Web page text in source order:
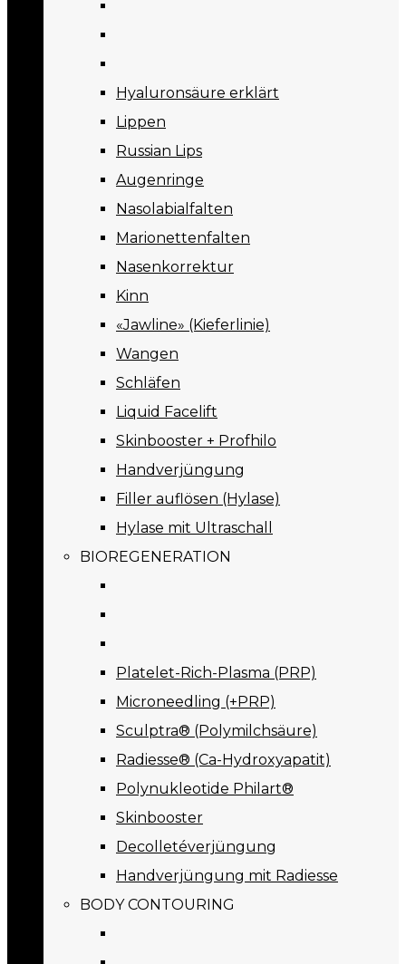
Hyaluronsäure erklärt
Lippen
Russian Lips
Augenringe
Nasolabialfalten
Marionettenfalten
Nasenkorrektur
Kinn
«Jawline» (Kieferlinie)
Wangen
Schläfen
Liquid Facelift
Skinbooster + Profhilo
Handverjüngung
Filler auflösen (Hylase)
Hylase mit Ultraschall
BIOREGENERATION
Platelet-Rich-Plasma (PRP)
Microneedling (+PRP)
Sculptra® (Polymilchsäure)
Radiesse® (Ca-Hydroxyapatit)
Polynukleotide Philart®
Skinbooster
Decolletéverjüngung
Handverjüngung mit Radiesse
BODY CONTOURING